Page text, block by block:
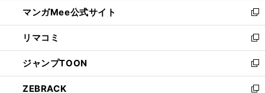
く
ド
ウ
で
開
く
ィ
ン
ド
ウ
で
開
く
い
ウ
ィ
ン
ド
ウ
で
マンガMee公式サイト
新
し
い
ウ
ィ
ン
ド
リマコミ
新
し
い
ウ
ィ
ジャンプTOON
新
し
い
ZEBRACK